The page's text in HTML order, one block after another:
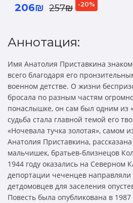
206₪ 257₪ -20%
Аннотация:
Имя Анатолия Приставкина
всего благодаря его
военном детстве. О жизни
бросала по разным частям
понаслышке, он сам был одним из
судьба стала главной темой его
«Ночевала тучка золотая», самом
Анатолия Приставкина,
мальчишек, братьев-близнецов
1944 году оказались на Северном
депортации чеченцев направляли
детдомовцев для заселения
Повесть была опубликована в